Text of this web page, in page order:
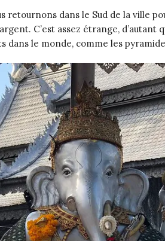
retournons dans le Sud de la ville
C’est assez étrange, d’autant
dans le monde, comme les